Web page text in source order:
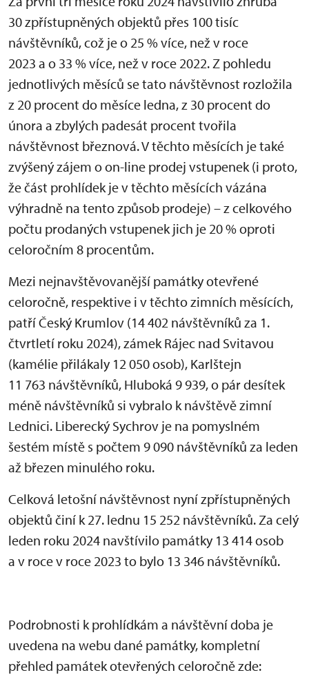
30 zpřístupněných objektů přes 100 tisíc
návštěvníků, což je o 25 % více, než v roce
2023 a o 33 % více, než v roce 2022. Z pohledu
jednotlivých měsíců se tato návštěvnost rozložila
z 20 procent do měsíce ledna, z 30 procent do
února a zbylých padesát procent tvořila
návštěvnost březnová. V těchto měsících je také
zvýšený zájem o on-line prodej vstupenek (i proto,
že část prohlídek je v těchto měsících vázána
výhradně na tento způsob prodeje) – z celkového
počtu prodaných vstupenek jich je 20 % oproti
celoročním 8 procentům.
Mezi nejnavštěvovanější památky otevřené
celoročně, respektive i v těchto zimních měsících,
patří Český Krumlov (14 402 návštěvníků za 1.
čtvrtletí roku 2024), zámek Rájec nad Svitavou
(kamélie přilákaly 12 050 osob), Karlštejn
11 763 návštěvníků, Hluboká 9 939, o pár desítek
méně návštěvníků si vybralo k návštěvě zimní
Lednici. Liberecký Sychrov je na pomyslném
šestém místě s počtem 9 090 návštěvníků za leden
až březen minulého roku.
Celková letošní návštěvnost nyní zpřístupněných
objektů činí k 27. lednu 15 252 návštěvníků. Za celý
leden roku 2024 navštívilo památky 13 414 osob
a v roce v roce 2023 to bylo 13 346 návštěvníků.
Podrobnosti k prohlídkám a návštěvní doba je
uvedena na webu dané památky, kompletní
přehled památek otevřených celoročně zde: